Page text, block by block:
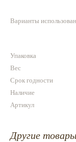
О магазине
Варианты
Упаковка
Вес
Срок годности
Наличие
Артикул
Другие